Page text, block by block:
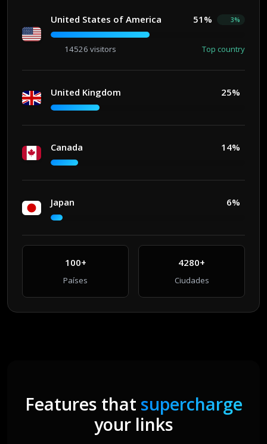
United States of America 51% 3%
14526 visitors Top country
United Kingdom 25%
Canada 14%
Japan 6%
100+
Países
4280+
Ciudades
Features that supercharge
your links